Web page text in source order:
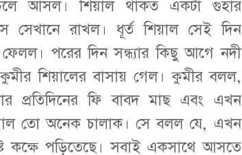
আসল। শিয়াল থাকত একটা গুহার
সেখানে রাখল। ধূর্ত শিয়াল সেই দিন
ফেলল। পরের দিন সন্ধ্যার কিছু আগে নদী
শিয়ালের বাসায় গেল। কুমীর বলল,
প্রতিদিনের ফি বাবদ মাছ এবং এখন
তো অনেক চালাক। সে বলল যে, এখন
কক্ষে পড়িতেছে। সবাই একসাথে আসতে